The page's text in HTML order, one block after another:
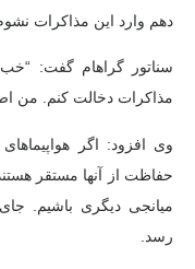
دهم وارد این مذاکرات
سناتور گراهام گفت:
مذاکرات دخالت کنم. من
وی افزود: اگر
حفاظت از آنها مستقر
میانجی دیگری باشیم.
رسد.